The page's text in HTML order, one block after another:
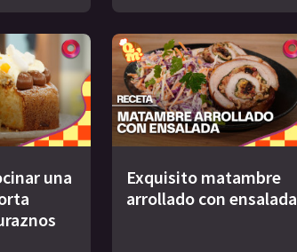
una
Exquisito matambre
arrollado con ensalada